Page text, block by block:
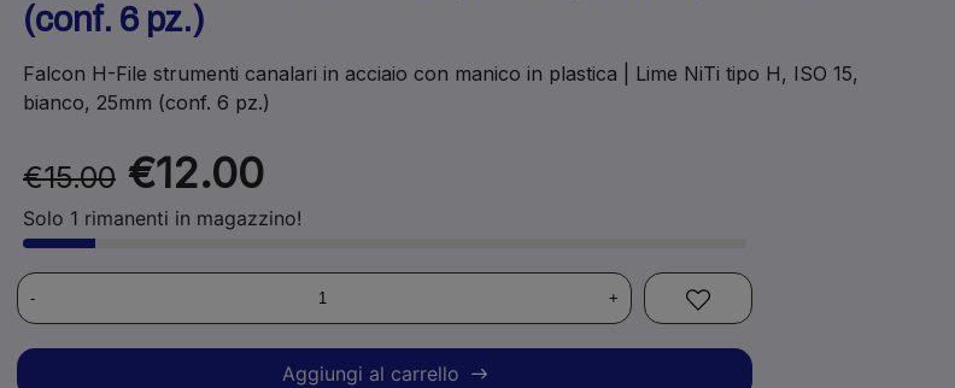
(conf. 6 pz.)
Falcon H-File strumenti canalari in acciaio con manico in plastica | Lime NiTi tipo H, ISO 15,
bianco, 25mm (conf. 6 pz.)
€15.00 €12.00
Solo 1 rimanenti in magazzino!
- +
Aggiungi al carrello